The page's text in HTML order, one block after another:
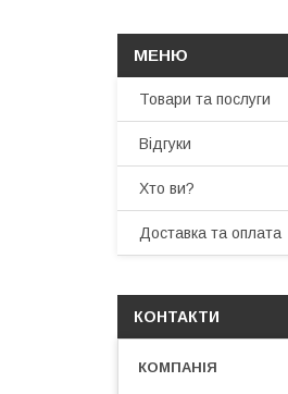
Товари та послуги
Відгуки
Хто ви?
Доставка та оплата
КОНТАКТИ